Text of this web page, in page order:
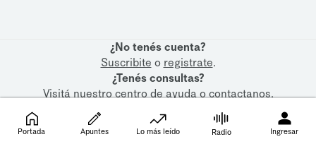
¿No tenés cuenta?
Suscribite o registrate.
¿Tenés consultas?
Visitá nuestrocentro de ayudaocontactanos.
Portada Apuntes Lo más leído Radio Ingresar